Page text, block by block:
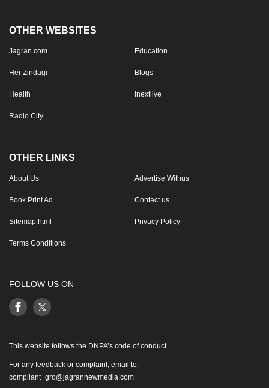
OTHER WEBSITES
Jagran.com Education
Her Zindagi Blogs
Health Inextlive
Radio City
OTHER LINKS
About Us Advertise Withus
Book Print Ad Contact us
Sitemap.html Privacy Policy
Terms Conditions
FOLLOW US ON
This website follows the DNPA’s code of conduct
For any feedback or complaint, email to:
compliant_gro@jagrannewmedia.com